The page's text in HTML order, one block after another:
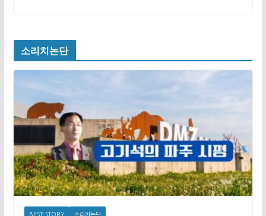
소리치논단
BEST-STORY 소리치논단